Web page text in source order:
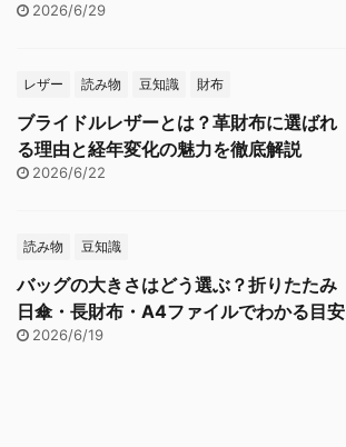
2026/6/29
レザー 読み物 豆知識 財布
ブライドルレザーとは？革財布に選ばれ
る理由と経年変化の魅力を徹底解説
2026/6/22
読み物 豆知識
バッグの大きさはどう選ぶ？折りたたみ
日傘・長財布・A4ファイルでわかる目安
2026/6/19